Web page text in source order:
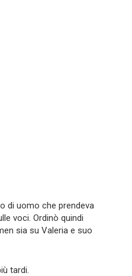
di uomo che prendeva
voci. Ordinò quindi
sia su Valeria e suo
tardi.